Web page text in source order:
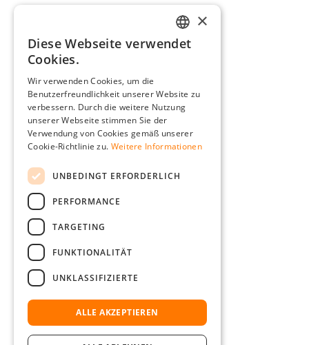
GERMAN
FRENCH
DUTCH
×
Diese Webseite verwendet
Cookies.
Wir verwenden Cookies, um die
Benutzerfreundlichkeit unserer Website zu
verbessern. Durch die weitere Nutzung
unserer Webseite stimmen Sie der
Verwendung von Cookies gemäß unserer
Cookie-Richtlinie zu. Weitere Informationen
UNBEDINGT ERFORDERLICH
PERFORMANCE
TARGETING
FUNKTIONALITÄT
UNKLASSIFIZIERTE
ALLE AKZEPTIEREN